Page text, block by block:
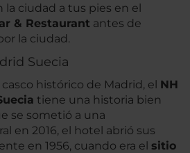
ciudad a tus pies en el
& Restaurant antes de
la ciudad.
Suecia
histórico de Madrid, el NH
tiene una historia bien
se sometió a una
en 2016, el hotel abrió sus
en 1956, cuando era el sitio